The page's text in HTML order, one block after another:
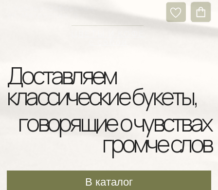
ЦВЕТЫ И КОФЕ
классические букеты,
говорящие о чувствах
громче слов
В каталог